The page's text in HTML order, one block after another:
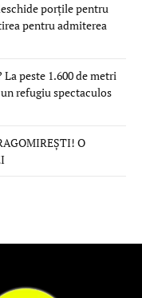
porțile pentru
pentru admiterea
peste 1.600 de metri
refugiu spectaculos
O